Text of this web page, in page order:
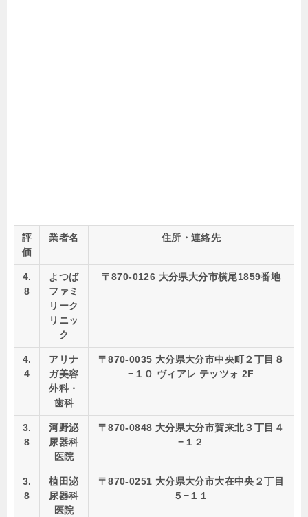
評
価
業者名 住所・連絡先
4.
8
よつば
ファミ
リーク
リニッ
ク
〒870-0126 大分県大分市横尾1859番地
4.
4
アリナ
ガ美容
外科・
歯科
〒870-0035 大分県大分市中央町２丁目８
−１０ ヴィアレ テッツォ 2F
3.
8
河野泌
尿器科
医院
〒870-0848 大分県大分市賀来北３丁目４
−１２
3.
8
植田泌
尿器科
医院
〒870-0251 大分県大分市大在中央２丁目
５−１１